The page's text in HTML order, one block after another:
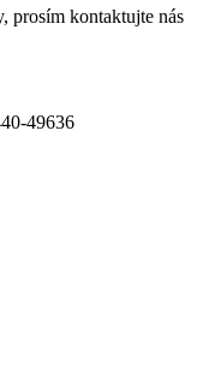
prosím kontaktujte nás
49636